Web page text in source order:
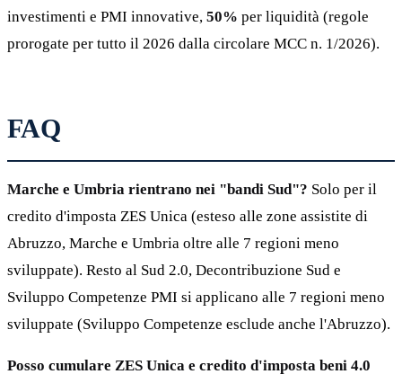
investimenti e PMI innovative, 50% per liquidità (regole
prorogate per tutto il 2026 dalla circolare MCC n. 1/2026).
FAQ
Marche e Umbria rientrano nei "bandi Sud"? Solo per il
credito d'imposta ZES Unica (esteso alle zone assistite di
Abruzzo, Marche e Umbria oltre alle 7 regioni meno
sviluppate). Resto al Sud 2.0, Decontribuzione Sud e
Sviluppo Competenze PMI si applicano alle 7 regioni meno
sviluppate (Sviluppo Competenze esclude anche l'Abruzzo).
Posso cumulare ZES Unica e credito d'imposta beni 4.0